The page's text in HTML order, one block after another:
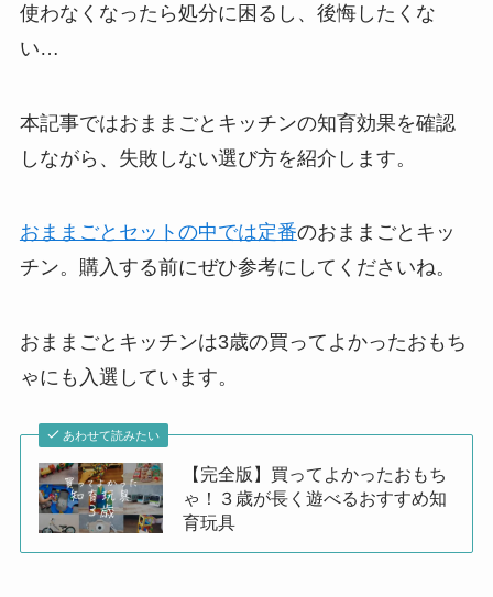
使わなくなったら処分に困るし、後悔したくな
い…
本記事ではおままごとキッチンの知育効果を確認
しながら、失敗しない選び方を紹介します。
おままごとセットの中では定番のおままごとキッ
チン。購入する前にぜひ参考にしてくださいね。
おままごとキッチンは3歳の買ってよかったおもち
ゃにも入選しています。
あわせて読みたい
【完全版】買ってよかったおもち
ゃ！３歳が長く遊べるおすすめ知
育玩具